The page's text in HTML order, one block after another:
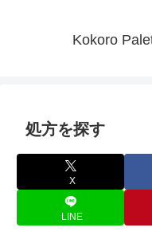
Kokoro
処方を探す
X
LINE